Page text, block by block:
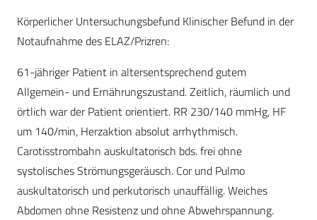
Körperlicher Untersuchungsbefund Klinischer Befund in der
Notaufnahme des ELAZ/Prizren:
61-jähriger Patient in altersentsprechend gutem
Allgemein- und Ernährungszustand. Zeitlich, räumlich und
örtlich war der Patient orientiert. RR 230/140 mmHg, HF
um 140/min, Herzaktion absolut arrhythmisch.
Carotisstrombahn auskultatorisch bds. frei ohne
systolisches Strömungsgeräusch. Cor und Pulmo
auskultatorisch und perkutorisch unauffällig. Weiches
Abdomen ohne Resistenz und ohne Abwehrspannung.